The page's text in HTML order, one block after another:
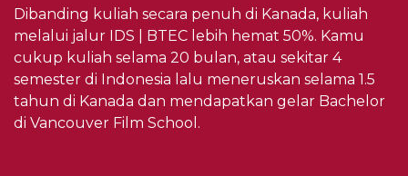
Dibanding kuliah secara penuh di Kanada, kuliah
melalui jalur IDS | BTEC lebih hemat 50%. Kamu
cukup kuliah selama 20 bulan, atau sekitar 4
semester di Indonesia lalu meneruskan selama 1.5
tahun di Kanada dan mendapatkan gelar Bachelor
di Vancouver Film School.